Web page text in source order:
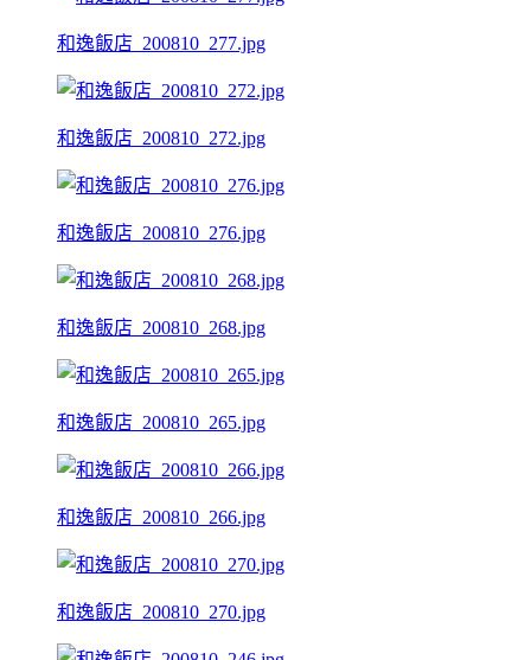
和逸飯店_200810_277.jpg
和逸飯店_200810_272.jpg
和逸飯店_200810_276.jpg
和逸飯店_200810_268.jpg
和逸飯店_200810_265.jpg
和逸飯店_200810_266.jpg
和逸飯店_200810_270.jpg